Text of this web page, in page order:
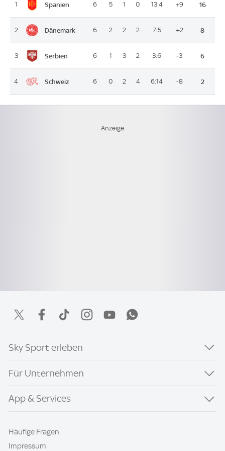
1 Spanien 6 5 1 0 13:4 +9 16
2 Dänemark 6 2 2 2 7:5 +2 8
3 Serbien 6 1 3 2 3:6 -3 6
4 Schweiz 6 0 2 4 6:14 -8 2
Sky Sport erleben
Für Unternehmen
App & Services
Häufige Fragen
Impressum